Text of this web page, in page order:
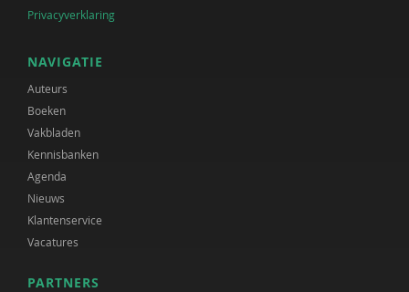
Privacyverklaring
NAVIGATIE
Auteurs
Boeken
Vakbladen
Kennisbanken
Agenda
Nieuws
Klantenservice
Vacatures
PARTNERS